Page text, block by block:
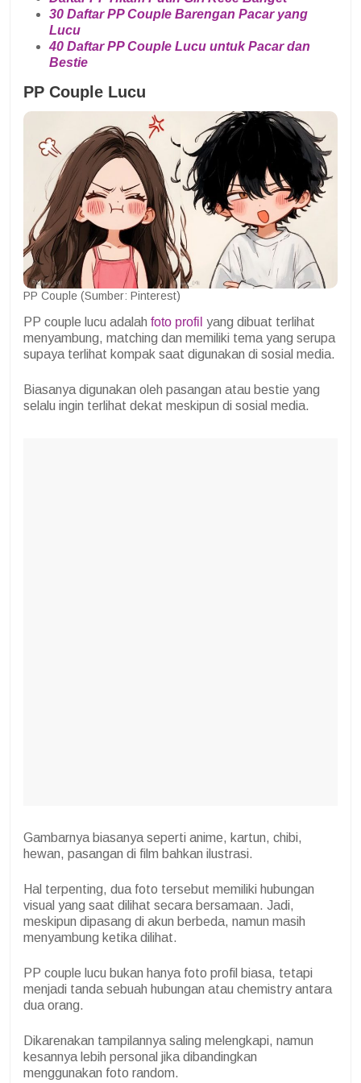
30 Daftar PP Couple Barengan Pacar yang
Lucu
40 Daftar PP Couple Lucu untuk Pacar dan
Bestie
PP Couple Lucu
PP Couple (Sumber: Pinterest)
PP couple lucu adalah foto profil yang dibuat terlihat
menyambung, matching dan memiliki tema yang serupa
supaya terlihat kompak saat digunakan di sosial media.
Biasanya digunakan oleh pasangan atau bestie yang
selalu ingin terlihat dekat meskipun di sosial media.
Gambarnya biasanya seperti anime, kartun, chibi,
hewan, pasangan di film bahkan ilustrasi.
Hal terpenting, dua foto tersebut memiliki hubungan
visual yang saat dilihat secara bersamaan. Jadi,
meskipun dipasang di akun berbeda, namun masih
menyambung ketika dilihat.
PP couple lucu bukan hanya foto profil biasa, tetapi
menjadi tanda sebuah hubungan atau chemistry antara
dua orang.
Dikarenakan tampilannya saling melengkapi, namun
kesannya lebih personal jika dibandingkan
menggunakan foto random.